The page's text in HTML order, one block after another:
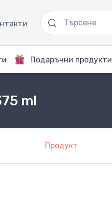
Подаръчни продукти
ml
Продукт